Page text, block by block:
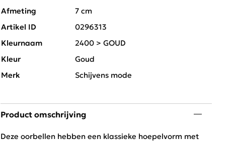
Afmeting
7 cm
Artikel ID
0296313
Kleurnaam
2400 > GOUD
Kleur
Goud
Merk
Schijvens mode
Product omschrijving
Deze oorbellen hebben een klassieke hoepelvorm met